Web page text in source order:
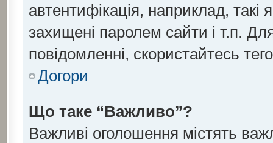
автентифікація, наприклад,
захищені паролем сайти і т.п.
повідомленні, скористайтесь
Догори
Що таке “Важливо”?
Важливі оголошення містять